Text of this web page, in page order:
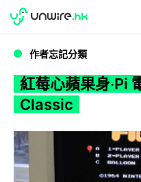
WWDC 2026
作者忘記分類
紅莓心蘋果身‧Pi
Classic